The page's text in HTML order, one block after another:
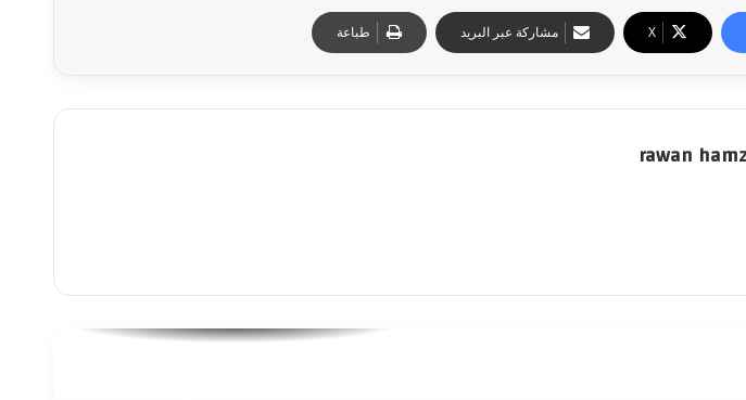
‫X مشاركة عبر البريد طباعة
rawan